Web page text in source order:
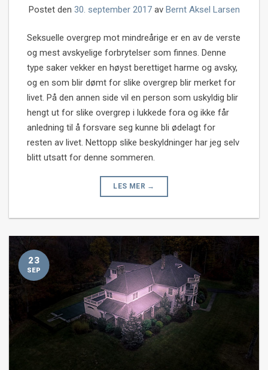
Postet den 30. september 2017av Bernt Aksel Larsen
Seksuelle overgrep mot mindreårige er en av de verste
og mest avskyelige forbrytelser som finnes. Denne
type saker vekker en høyst berettiget harme og avsky,
og en som blir dømt for slike overgrep blir merket for
livet. På den annen side vil en person som uskyldig blir
hengt ut for slike overgrep i lukkede fora og ikke får
anledning til å forsvare seg kunne bli ødelagt for
resten av livet. Nettopp slike beskyldninger har jeg selv
blitt utsatt for denne sommeren.
LES MER →
23
SEP